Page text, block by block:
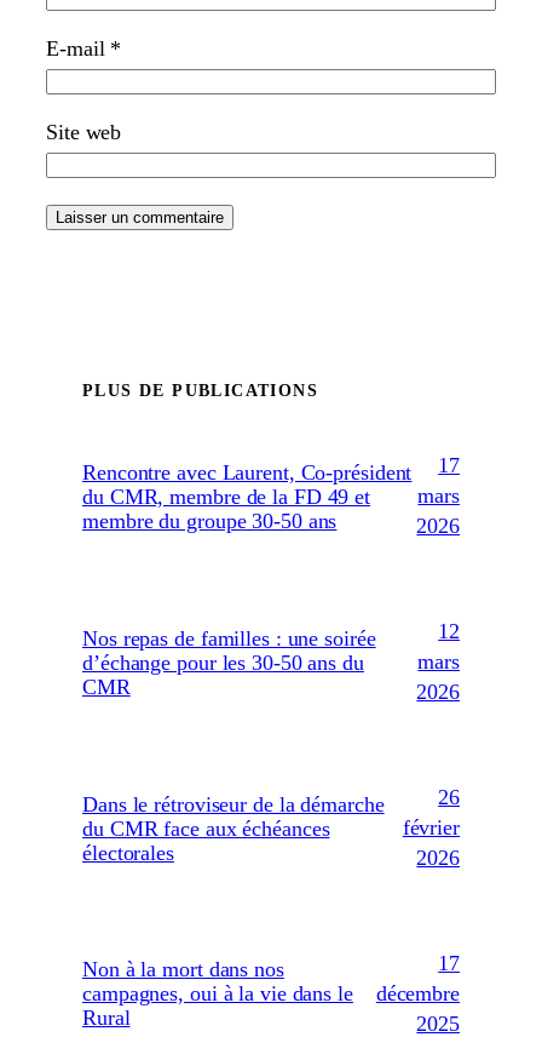
E-mail *
Site web
PLUS DE PUBLICATIONS
Rencontre avec Laurent, Co-président
du CMR, membre de la FD 49 et
membre du groupe 30-50 ans
17
mars
2026
Nos repas de familles : une soirée
d’échange pour les 30-50 ans du
CMR
12
mars
2026
Dans le rétroviseur de la démarche
du CMR face aux échéances
électorales
26
février
2026
Non à la mort dans nos
campagnes, oui à la vie dans le
Rural
17
décembre
2025